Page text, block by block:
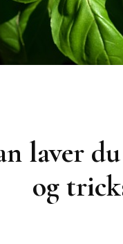
laver
og